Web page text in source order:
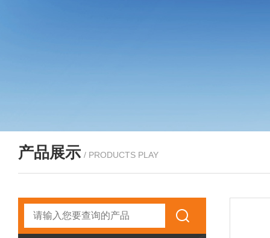
产品展示 / PRODUCTS PLAY